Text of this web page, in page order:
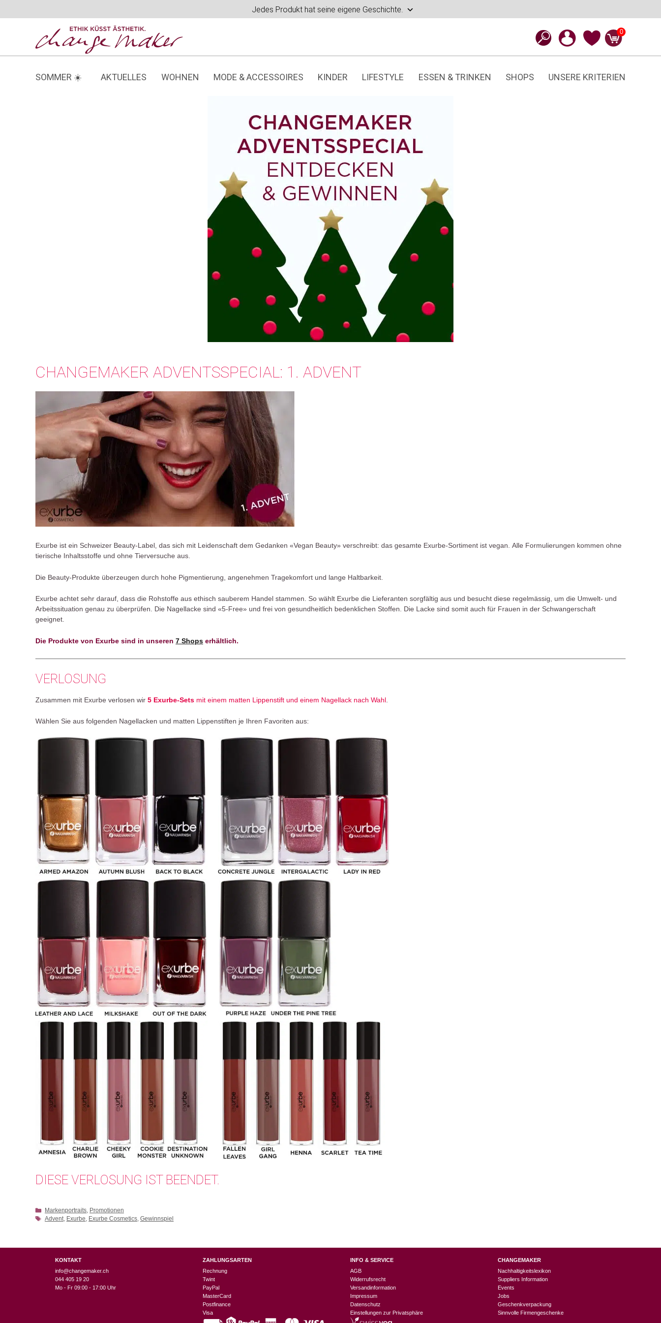
Jedes Produkt hat seine eigene Geschichte.
0
SOMMER ☀️ AKTUELLES WOHNEN MODE & ACCESSOIRES KINDER LIFESTYLE ESSEN & TRINKEN SHOPS UNSERE KRITERIEN
CHANGEMAKER ADVENTSSPECIAL: 1. ADVENT
Exurbe ist ein Schweizer Beauty-Label, das sich mit Leidenschaft dem Gedanken «Vegan Beauty» verschreibt: das gesamte Exurbe-Sortiment ist vegan. Alle Formulierungen kommen ohne
tierische Inhaltsstoffe und ohne Tierversuche aus.
Die Beauty-Produkte überzeugen durch hohe Pigmentierung, angenehmen Tragekomfort und lange Haltbarkeit.
Exurbe achtet sehr darauf, dass die Rohstoffe aus ethisch sauberem Handel stammen. So wählt Exurbe die Lieferanten sorgfältig aus und besucht diese regelmässig, um die Umwelt- und
Arbeitssituation genau zu überprüfen. Die Nagellacke sind «5-Free» und frei von gesundheitlich bedenklichen Stoffen. Die Lacke sind somit auch für Frauen in der Schwangerschaft
geeignet.
Die Produkte von Exurbe sind in unseren 7 Shops erhältlich.
VERLOSUNG
Zusammen mit Exurbe verlosen wir 5 Exurbe-Sets mit einem matten Lippenstift und einem Nagellack nach Wahl
Wählen Sie aus folgenden Nagellacken und matten Lippenstiften je Ihren Favoriten aus:
DIESE VERLOSUNG IST BEENDET.
Kategorien
Markenportraits, Promotionen
Schlagwörter
Advent, Exurbe, Exurbe Cosmetics,Gewinnspiel
KONTAKT
info@changemaker.ch
044 405 19 20
Mo - Fr 09:00 - 17:00 Uhr
ZAHLUNGSARTEN
Rechnung
Twint
PayPal
MasterCard
Postfinance
Visa
INFO & SERVICE
AGB
Widerrufsrecht
Versandinformation
Impressum
Datenschutz
Einstellungen zur Privatsphäre
CHANGEMAKER
Nachhaltigkeitslexikon
Suppliers Information
Events
Jobs
Geschenkverpackung
Sinnvolle Firmengeschenke